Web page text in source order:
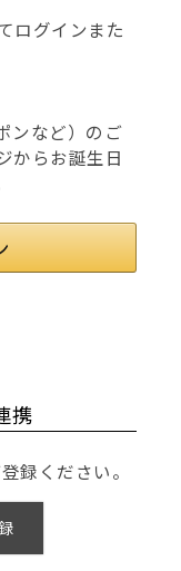
ログインまた
ンなど）のご
からお誕生日
携
録ください。